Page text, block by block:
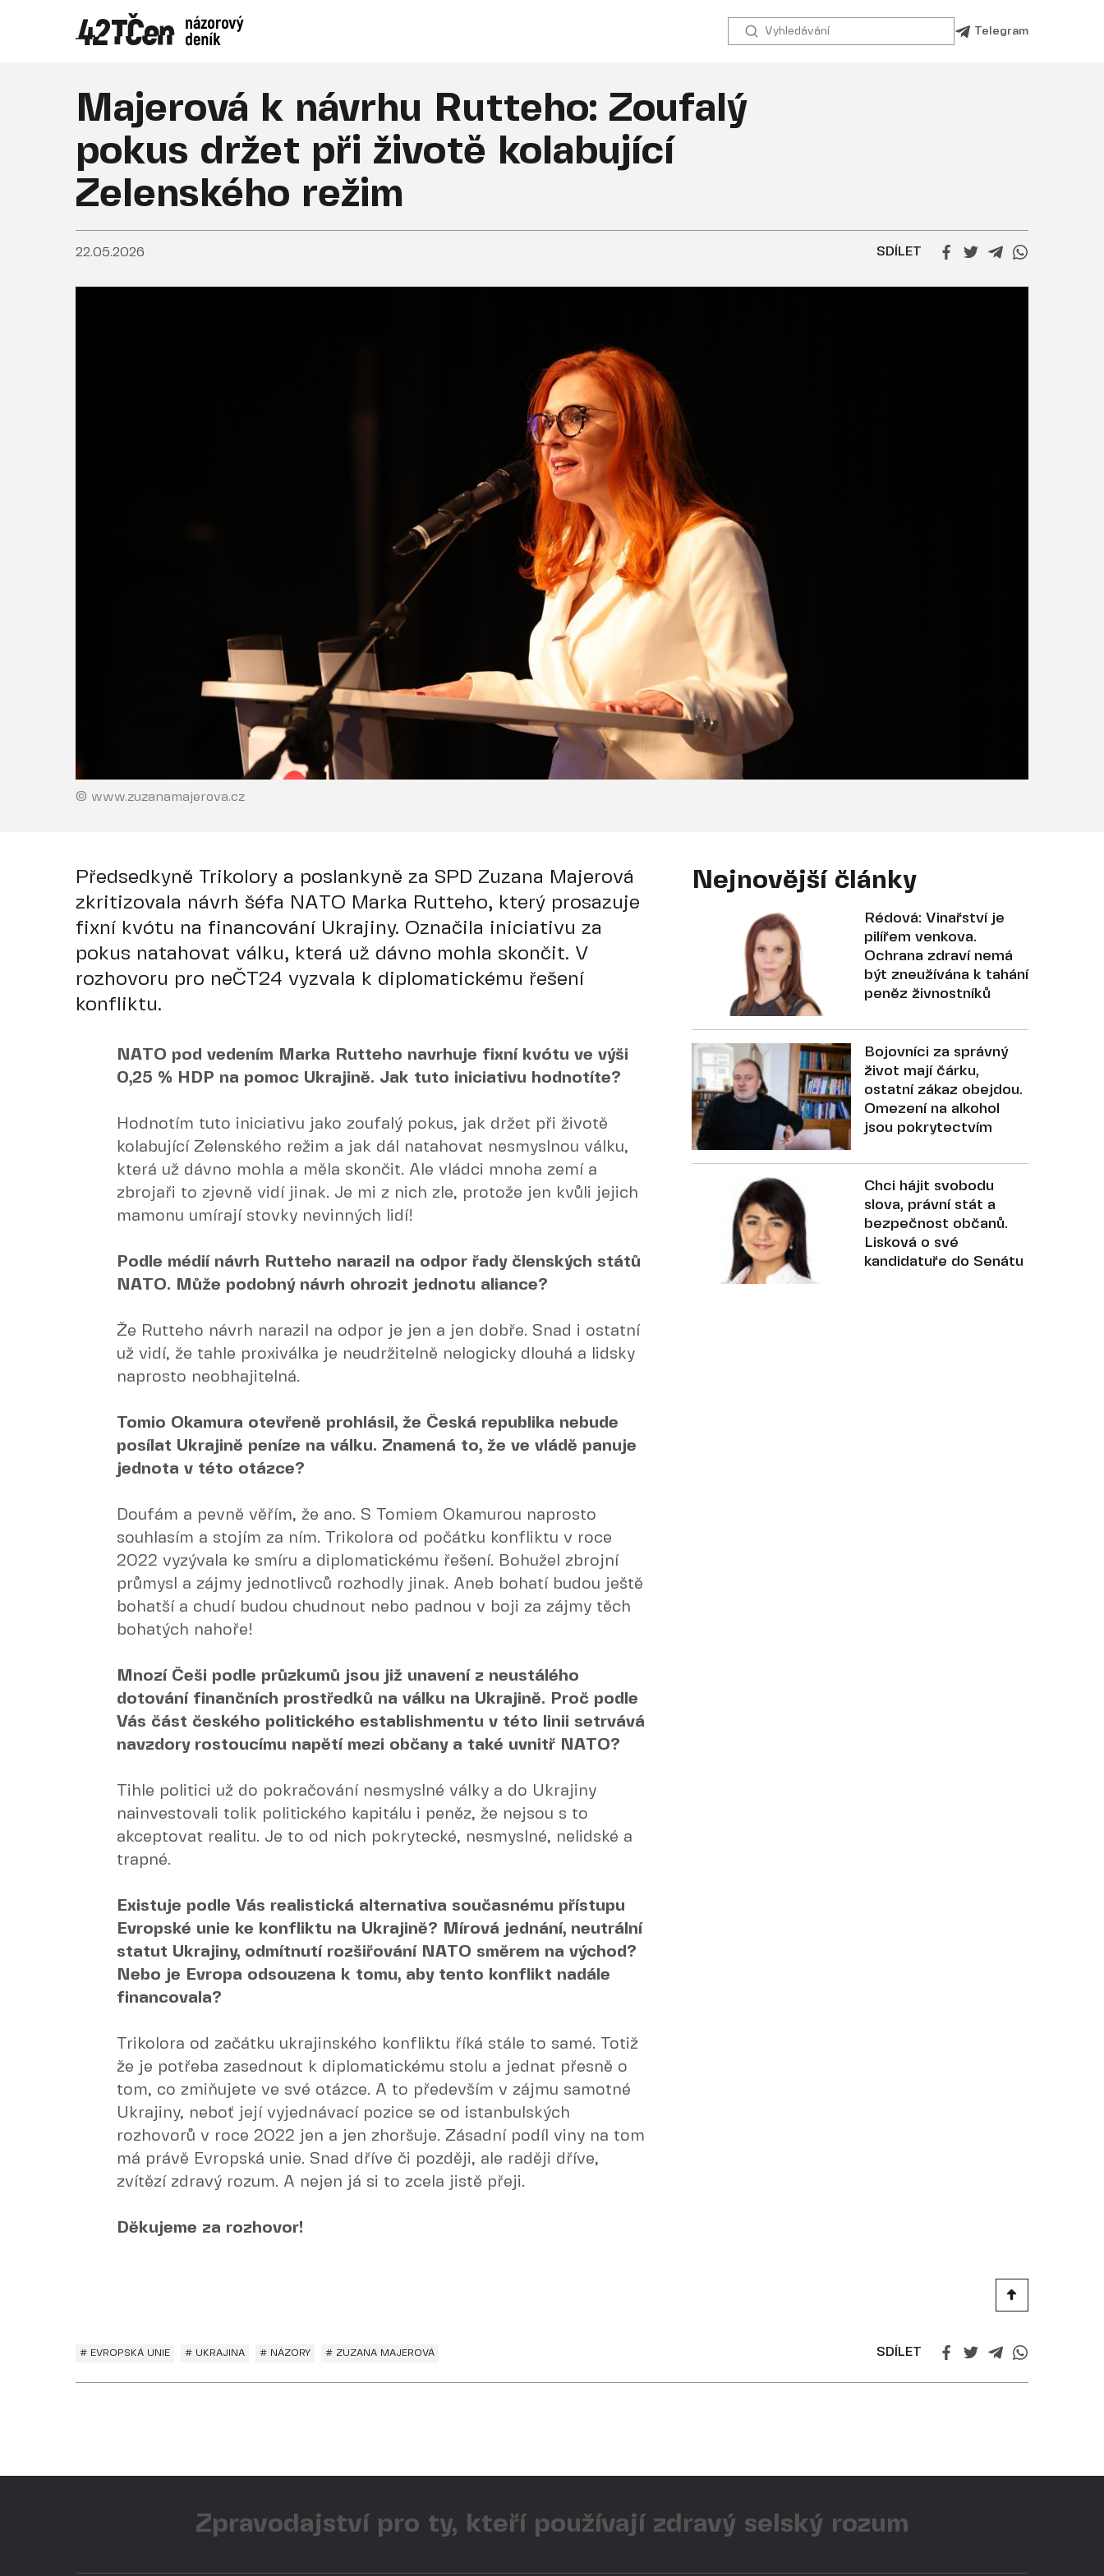
Telegram
Majerová k návrhu Rutteho: Zoufalý
pokus držet při životě kolabující
Zelenského režim
22.05.2026 SDÍLET
© www.zuzanamajerova.cz
Předsedkyně Trikolory a poslankyně za SPD Zuzana Majerová
zkritizovala návrh šéfa NATO Marka Rutteho, který prosazuje
fixní kvótu na financování Ukrajiny. Označila iniciativu za
pokus natahovat válku, která už dávno mohla skončit. V
rozhovoru pro neČT24 vyzvala k diplomatickému řešení
konfliktu.
NATO pod vedením Marka Rutteho navrhuje fixní kvótu ve výši
0,25 % HDP na pomoc Ukrajině. Jak tuto iniciativu hodnotíte?
Hodnotím tuto iniciativu jako zoufalý pokus, jak držet při životě
kolabující Zelenského režim a jak dál natahovat nesmyslnou válku,
která už dávno mohla a měla skončit. Ale vládci mnoha zemí a
zbrojaři to zjevně vidí jinak. Je mi z nich zle, protože jen kvůli jejich
mamonu umírají stovky nevinných lidí!
Podle médií návrh Rutteho narazil na odpor řady členských států
NATO. Může podobný návrh ohrozit jednotu aliance?
Že Rutteho návrh narazil na odpor je jen a jen dobře. Snad i ostatní
už vidí, že tahle proxiválka je neudržitelně nelogicky dlouhá a lidsky
naprosto neobhajitelná.
Tomio Okamura otevřeně prohlásil, že Česká republika nebude
posílat Ukrajině peníze na válku. Znamená to, že ve vládě panuje
jednota v této otázce?
Doufám a pevně věřím, že ano. S Tomiem Okamurou naprosto
souhlasím a stojím za ním. Trikolora od počátku konfliktu v roce
2022 vyzývala ke smíru a diplomatickému řešení. Bohužel zbrojní
průmysl a zájmy jednotlivců rozhodly jinak. Aneb bohatí budou ještě
bohatší a chudí budou chudnout nebo padnou v boji za zájmy těch
bohatých nahoře!
Mnozí Češi podle průzkumů jsou již unavení z neustálého
dotování finančních prostředků na válku na Ukrajině. Proč podle
Vás část českého politického establishmentu v této linii setrvává
navzdory rostoucímu napětí mezi občany a také uvnitř NATO?
Tihle politici už do pokračování nesmyslné války a do Ukrajiny
nainvestovali tolik politického kapitálu i peněz, že nejsou s to
akceptovat realitu. Je to od nich pokrytecké, nesmyslné, nelidské a
trapné.
Existuje podle Vás realistická alternativa současnému přístupu
Evropské unie ke konfliktu na Ukrajině? Mírová jednání, neutrální
statut Ukrajiny, odmítnutí rozšiřování NATO směrem na východ?
Nebo je Evropa odsouzena k tomu, aby tento konflikt nadále
financovala?
Trikolora od začátku ukrajinského konfliktu říká stále to samé. Totiž
že je potřeba zasednout k diplomatickému stolu a jednat přesně o
tom, co zmiňujete ve své otázce. A to především v zájmu samotné
Ukrajiny, neboť její vyjednávací pozice se od istanbulských
rozhovorů v roce 2022 jen a jen zhoršuje. Zásadní podíl viny na tom
má právě Evropská unie. Snad dříve či později, ale raději dříve,
zvítězí zdravý rozum. A nejen já si to zcela jistě přeji.
Děkujeme za rozhovor!
# EVROPSKÁ UNIE # UKRAJINA # NÁZORY # ZUZANA MAJEROVÁ SDÍLET
Nejnovější články
Rédová: Vinařství je
pilířem venkova.
Ochrana zdraví nemá
být zneužívána k tahání
peněz živnostníků
Bojovníci za správný
život mají čárku,
ostatní zákaz obejdou.
Omezení na alkohol
jsou pokrytectvím
Chci hájit svobodu
slova, právní stát a
bezpečnost občanů.
Lisková o své
kandidatuře do Senátu
Zpravodajství pro ty, kteří používají zdravý selský rozum